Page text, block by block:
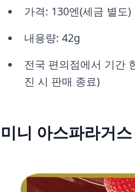
가격: 130엔(세금 별도)
내용량: 42g
전국 편의점에서 기간
진 시 판매 종료)
미니 아스파라거